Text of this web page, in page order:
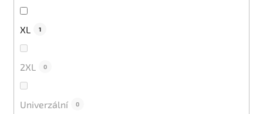
XL 1
2XL 0
Univerzální 0